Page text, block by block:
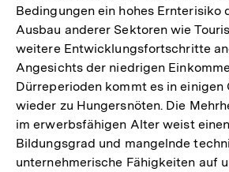
Bedingungen ein hohes Ernterisiko
Ausbau anderer Sektoren wie
weitere Entwicklungsfortschritte
Angesichts der niedrigen
Dürreperioden kommt es in einigen
wieder zu Hungersnöten. Die
im erwerbsfähigen Alter weist
Bildungsgrad und mangelnde
unternehmerische Fähigkeiten auf